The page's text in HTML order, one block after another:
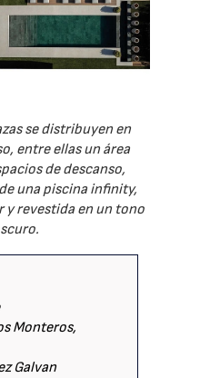
se distribuyen en
entre ellas un área
de descanso,
una piscina infinity,
y revestida en un tono
Monteros,
Galvan